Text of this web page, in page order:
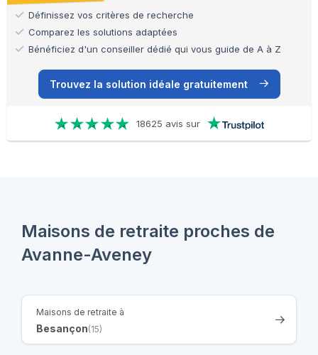
Définissez vos critères de recherche
Comparez les solutions adaptées
Bénéficiez d'un conseiller dédié qui vous guide de A à Z
Trouvez la solution idéale gratuitement
18625 avis sur
Maisons de retraite proches de
Avanne-Aveney
Maisons de retraite à
Besançon(15)